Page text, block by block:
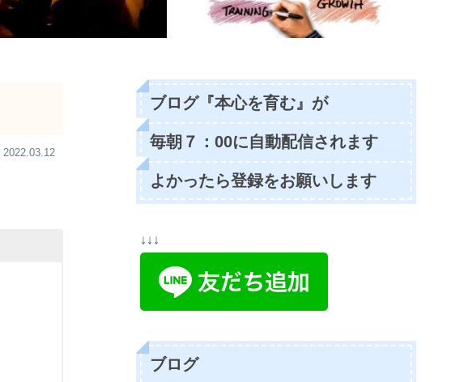
2022.03.12
ブログ『本心を育む』が
毎朝７：00に自動配信されます
よかったら登録をお願いします
↓↓↓
ブログ